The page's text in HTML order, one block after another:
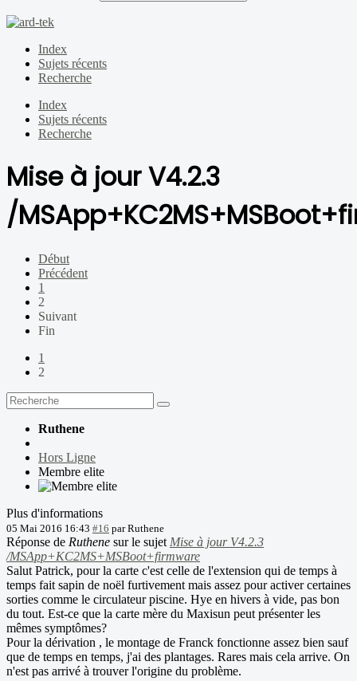
Index
Sujets récents
Recherche
Index
Sujets récents
Recherche
Mise à jour V4.2.3
/
Début
Précédent
1
2
Suivant
Fin
1
2
Ruthene
Hors Ligne
Membre elite
Plus d'informations
05 Mai 2016 16:43 #16 parRuthene
Réponse de Ruthene sur le sujet Mise à jour V4.2.3
/MSApp+KC2MS+MSBoot+firmware
Salut Patrick, pour la carte c'est celle de l'extension qui de temps à
temps fait sapin de noël furtivement mais assez pour activer certaines
sorties comme le circulateur piscine. Hye en hivers à vide, pas bon
du tout. Est-ce que la carte mère du Maxisun peut présenter les
mêmes symptômes?
Pour la dérivation , le montage de Franck fonctionne assez bien sauf
que de temps en temps, j'ai des plantages. Rares mais cela arrive. On
n'est pas arrivé à trouver l'origine du problème.